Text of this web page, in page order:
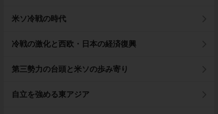
米ソ冷戦の時代
冷戦の激化と西欧・日本の経済復興
第三勢力の台頭と米ソの歩み寄り
自立を強める東アジア